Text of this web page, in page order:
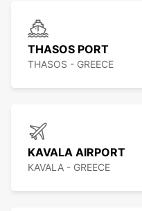
THASOS PORT
THASOS - GREECE
KAVALA AIRPORT
KAVALA - GREECE